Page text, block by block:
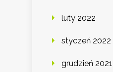
luty 2022
styczeń 2022
grudzień 2021